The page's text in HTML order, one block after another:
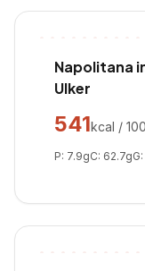
Napolitana
Ulker
541kcal /
P: 7.9gC: 62.7gG: